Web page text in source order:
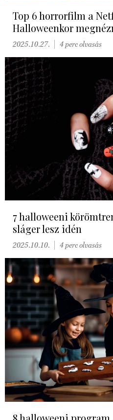
Top 6 horrorfilm a
Halloweenkor
2025.10.27. 4 perc olvasás
7 halloweeni
sláger lesz idén
2025.10.10. 4 perc olvasás